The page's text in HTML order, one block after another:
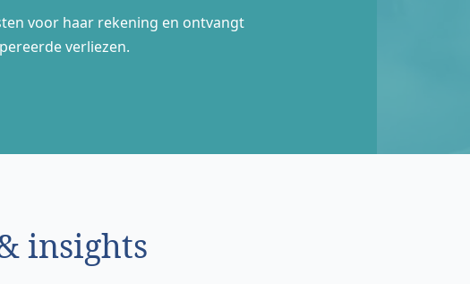
voor haar rekening en ontvangt
verliezen.
insights